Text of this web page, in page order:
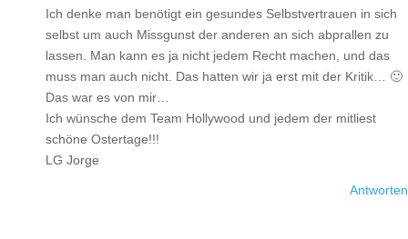
Ich denke man benötigt ein gesundes Selbstvertrauen in sich
selbst um auch Missgunst der anderen an sich abprallen zu
lassen. Man kann es ja nicht jedem Recht machen, und das
muss man auch nicht. Das hatten wir ja erst mit der Kritik… 🙂
Das war es von mir…
Ich wünsche dem Team Hollywood und jedem der mitliest
schöne Ostertage!!!
LG Jorge
Antworten